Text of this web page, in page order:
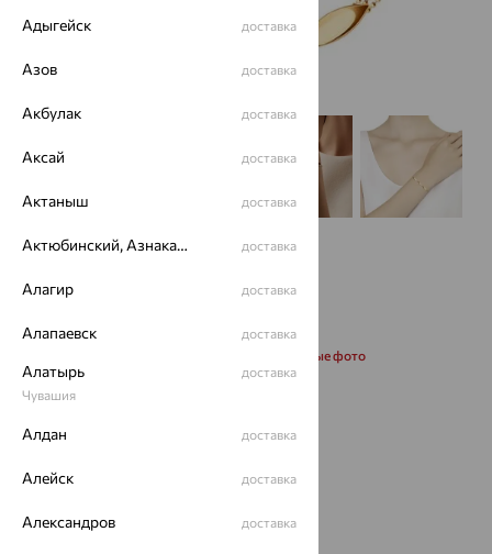
Запросить дополнительные фото
29 372
Адыгейск доставка
Азов доставка
Акбулак доставка
Аксай доставка
Актаныш доставка
Актюбинский, Азнакаевский район доставка
Алагир доставка
Алапаевск доставка
Алатырь
Чувашия
доставка
Алдан доставка
Алейск доставка
Александров доставка